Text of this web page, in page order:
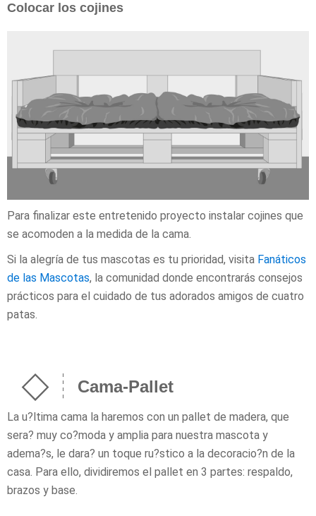
Colocar los cojines
Para finalizar este entretenido proyecto instalar cojines que
se acomoden a la medida de la cama.
Si la alegría de tus mascotas es tu prioridad, visita Fanáticos
de las Mascotas, la comunidad donde encontrarás consejos
prácticos para el cuidado de tus adorados amigos de cuatro
patas.
Cama-Pallet
La u?ltima cama la haremos con un pallet de madera, que
sera? muy co?moda y amplia para nuestra mascota y
adema?s, le dara? un toque ru?stico a la decoracio?n de la
casa. Para ello, dividiremos el pallet en 3 partes: respaldo,
brazos y base.